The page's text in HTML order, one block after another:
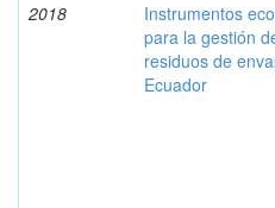
2018
Instrumentos
para la gestión
residuos de
Ecuador